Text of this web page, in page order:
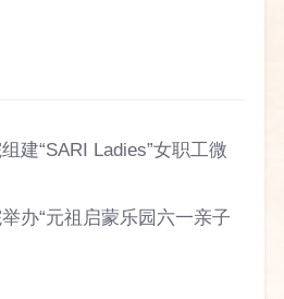
组建“SARI Ladies”女职工微
办“元祖启蒙乐园六一亲子